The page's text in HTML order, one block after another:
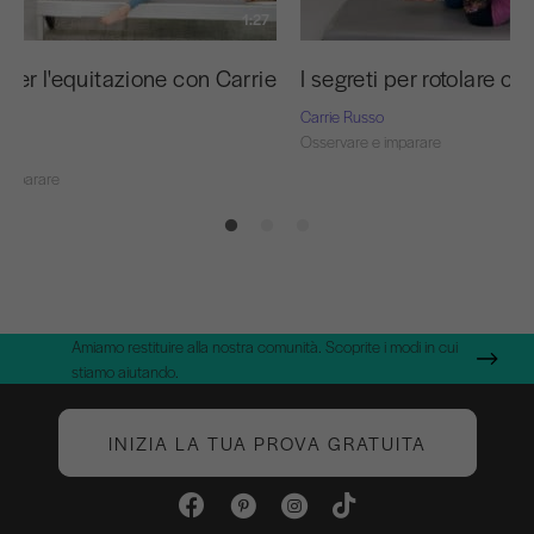
1:27
l'equitazione con Carrie I segreti per rotolare
Carrie Russo
Osservare e imparare
Amiamo restituire alla nostra comunità. Scoprite i modi in cui
stiamo aiutando.
INIZIA LA TUA PROVA GRATUITA